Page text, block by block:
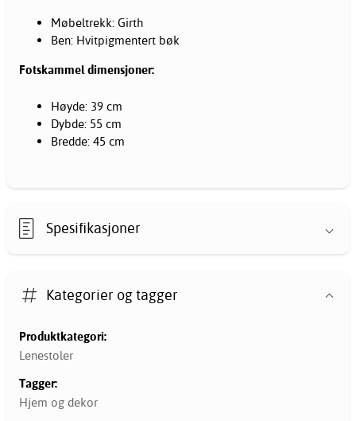
Møbeltrekk: Girth
Ben: Hvitpigmentert bøk
Fotskammel dimensjoner:
Høyde: 39 cm
Dybde: 55 cm
Bredde: 45 cm
Spesifikasjoner
Kategorier og tagger
Produktkategori:
Lenestoler
Tagger:
Hjem og dekor